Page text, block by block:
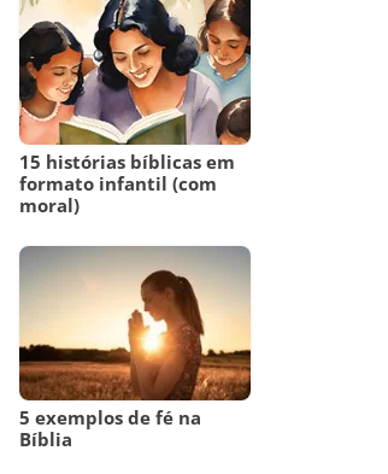
15 histórias bíblicas em
formato infantil (com
moral)
5 exemplos de fé na
Bíblia